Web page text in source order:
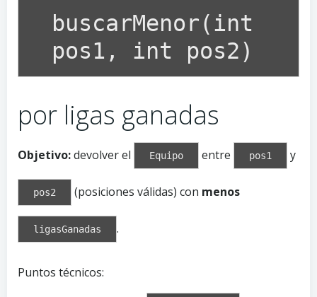
buscarMenor(int
pos1, int pos2)
por ligas ganadas
Objetivo:devolver el Equipo entre pos1 y
pos2 (posiciones válidas) con menos
ligasGanadas .
Puntos técnicos: